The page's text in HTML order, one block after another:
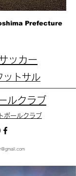
Prefecture
ッカー
ットサル
ルクラブ
ボールクラブ